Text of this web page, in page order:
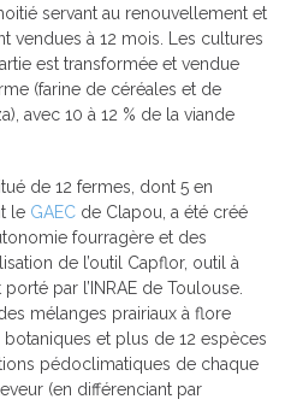
servant au renouvellement et
vendues à 12 mois. Les cultures
est transformée et vendue
(farine de céréales et de
avec 10 à 12 % de la viande
de 12 fermes, dont 5 en
le GAEC de Clapou, a été créé
fourragère et des
de l’outil Capflor, outil à
par l’INRAE de Toulouse.
mélanges prairiaux à flore
et plus de 12 espèces
pédoclimatiques de chaque
(en différenciant par